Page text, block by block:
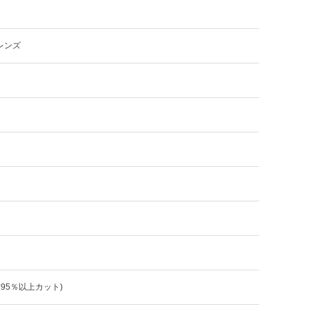
ンズ
％以上カット)